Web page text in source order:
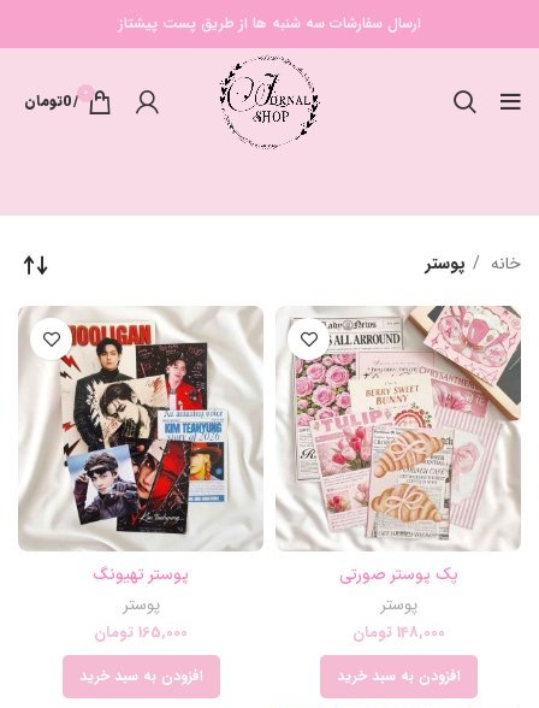
ارسال سفارشات سه شنبه ها از طریق پست پیشتاز
0
/
0تومان
خانه پوستر
پک پوستر صورتی
پوستر
148,000 تومان
افزودن به سبد خرید
پوستر تهیونگ
پوستر
165,000تومان
افزودن به سبد خرید